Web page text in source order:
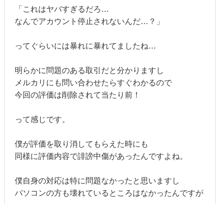
「これはヤバすぎるだろ…
なんでアカウント停止されないんだ…？」
ってぐらいには暴れに暴れてましたね…
明らかに問題のある取引だと分かりますし
メルカリにも問い合わせたらすぐわかるので
今回の評価は削除されて当たり前！
って感じです。
僕が評価を取り消してもらえた時にも
同様に評価内容で誹謗中傷があったんですよね。
僕自身の対応は特に問題なかったと思いますし
パソコンの方も壊れているところはなかったんですが